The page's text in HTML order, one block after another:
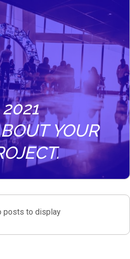
2021
YOUR
posts to display